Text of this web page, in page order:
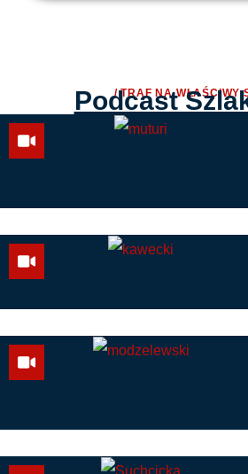
/ TRAF NA WŁAŚCIWY
Podcast